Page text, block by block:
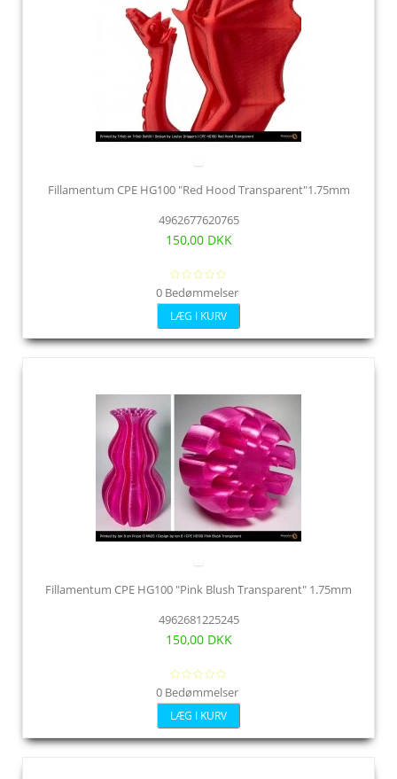
Fillamentum CPE HG100 "Red Hood Transparent"1.75mm
4962677620765
150,00 DKK
0 Bedømmelser
LÆG I KURV
Fillamentum CPE HG100 "Pink Blush Transparent" 1.75mm
4962681225245
150,00 DKK
0 Bedømmelser
LÆG I KURV